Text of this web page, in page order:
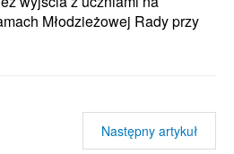
Młodzieżowej Rady przy
Następny artykuł